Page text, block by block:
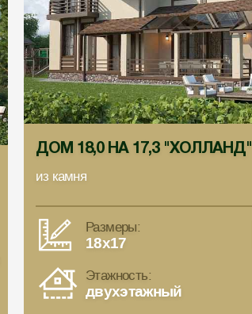
ДОМ 18,0 НА 17,3 "ХОЛЛАНД"
из камня
Размеры:
18x17
Этажность:
двухэтажный